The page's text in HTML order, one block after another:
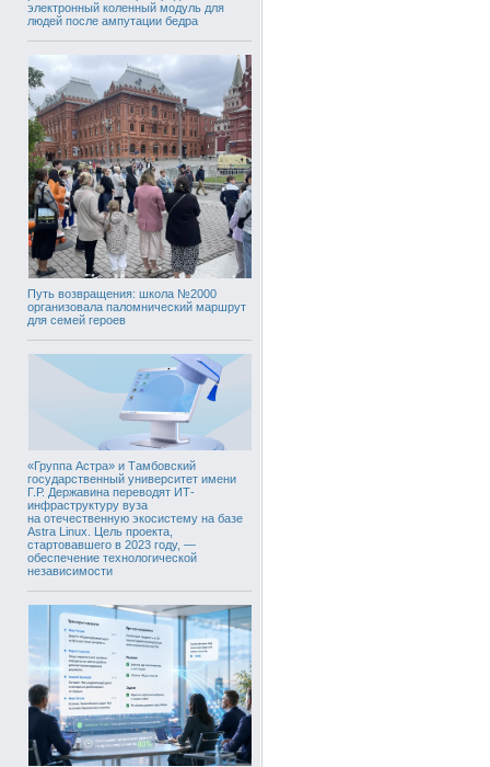
электронный коленный модуль для
людей после ампутации бедра
Путь возвращения: школа №2000
организовала паломнический маршрут
для семей героев
«Группа Астра» и Тамбовский
государственный университет имени
Г.Р. Державина переводят ИТ-
инфраструктуру вуза
на отечественную экосистему на базе
Astra Linux. Цель проекта,
стартовавшего в 2023 году, —
обеспечение технологической
независимости